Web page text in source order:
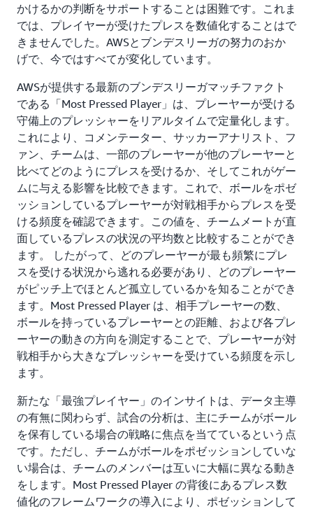
かけるかの判断をサポートすることは困難です。これま
では、プレイヤーが受けたプレスを数値化することはで
きませんでした。AWSとブンデスリーガの努力のおか
げで、今ではすべてが変化しています。
AWSが提供する最新のブンデスリーガマッチファクト
である「Most Pressed Player」は、プレーヤーが受ける
守備上のプレッシャーをリアルタイムで定量化します。
これにより、コメンテーター、サッカーアナリスト、フ
ァン、チームは、一部のプレーヤーが他のプレーヤーと
比べてどのようにプレスを受けるか、そしてこれがゲー
ムに与える影響を比較できます。これで、ボールをポゼ
ッションしているプレーヤーが対戦相手からプレスを受
ける頻度を確認できます。この値を、チームメートが直
面しているプレスの状況の平均数と比較することができ
ます。 したがって、どのプレーヤーが最も頻繁にプレ
スを受ける状況から逃れる必要があり、どのプレーヤー
がピッチ上でほとんど孤立しているかを知ることができ
ます。Most Pressed Player は、相手プレーヤーの数、
ボールを持っているプレーヤーとの距離、および各プレ
ーヤーの動きの方向を測定することで、プレーヤーが対
戦相手から大きなプレッシャーを受けている頻度を示し
ます。
新たな「最強プレイヤー」のインサイトは、データ主導
の有無に関わらず、試合の分析は、主にチームがボール
を保有している場合の戦略に焦点を当てているという点
です。ただし、チームがボールをポゼッションしていな
い場合は、チームのメンバーは互いに大幅に異なる動き
をします。Most Pressed Player の背後にあるプレス数
値化のフレームワークの導入により、ポゼッションして